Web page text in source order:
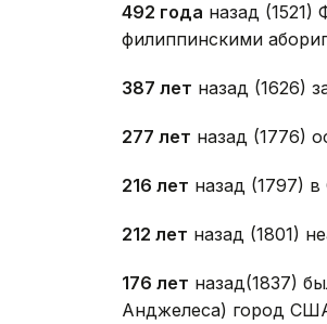
492 года назад
филиппинскими
387 лет назад (1626)
277 лет назад (1776)
216 лет назад (1797)
212 лет назад (1801)
176 лет назад(1837)
Анджелеса) город